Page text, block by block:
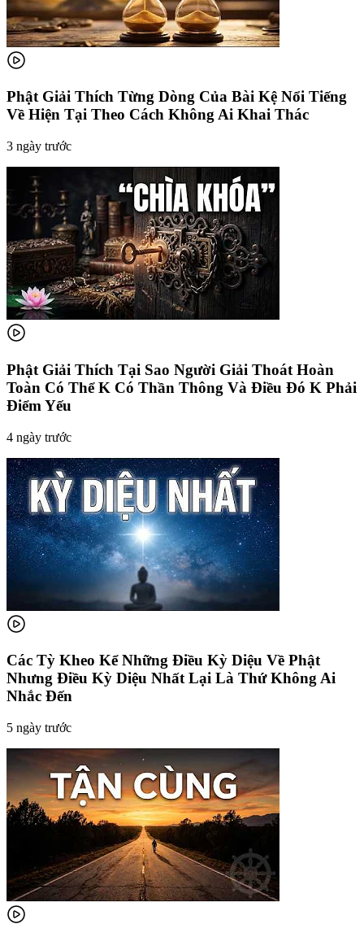
Phật Giải Thích Từng Dòng Của Bài Kệ Nổi Tiếng
Về Hiện Tại Theo Cách Không Ai Khai Thác
3 ngày trước
Phật Giải Thích Tại Sao Người Giải Thoát Hoàn
Toàn Có Thể K Có Thần Thông Và Điều Đó K Phải
Điểm Yếu
4 ngày trước
Các Tỳ Kheo Kể Những Điều Kỳ Diệu Về Phật
Nhưng Điều Kỳ Diệu Nhất Lại Là Thứ Không Ai
Nhắc Đến
5 ngày trước